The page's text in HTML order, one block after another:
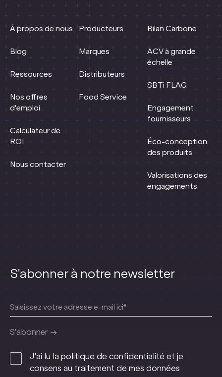
À propos de nous
Blog
Ressources
Nos offres
d'emploi
Calculateur de
ROI
Nous contacter
Bilan Carbone
ACV à grande
échelle
SBTi FLAG
Engagement
fournisseurs
Éco-conception
des produits
Valorisations des
engagements
Producteurs
Marques
Distributeurs
Food Service
S'abonner à notre newsletter
J'ai lu la politique de confidentialité et je
consens au traitement de mes données